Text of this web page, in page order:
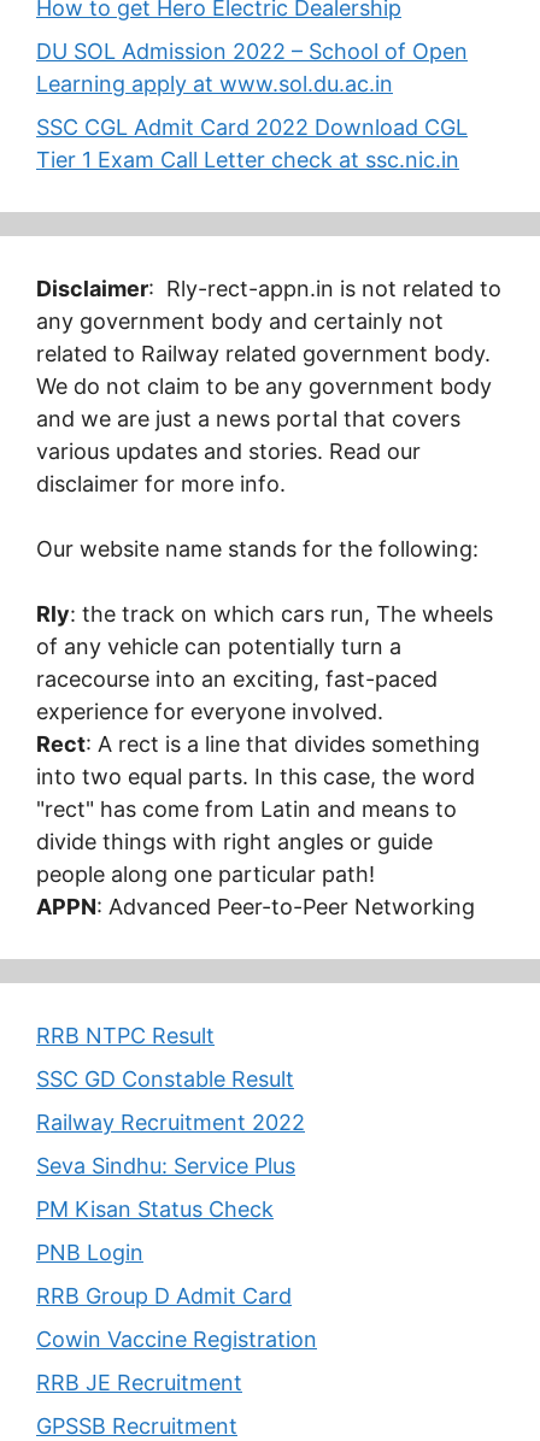
How to get Hero Electric Dealership
DU SOL Admission 2022 – School of Open
Learning apply at www.sol.du.ac.in
SSC CGL Admit Card 2022 Download CGL
Tier 1 Exam Call Letter check at ssc.nic.in
Disclaimer: Rly-rect-appn.in is not related to
any government body and certainly not
related to Railway related government body.
We do not claim to be any government body
and we are just a news portal that covers
various updates and stories. Read our
disclaimer for more info.
Our website name stands for the following:
Rly: the track on which cars run, The wheels
of any vehicle can potentially turn a
racecourse into an exciting, fast-paced
experience for everyone involved.
Rect: A rect is a line that divides something
into two equal parts. In this case, the word
"rect" has come from Latin and means to
divide things with right angles or guide
people along one particular path!
APPN: Advanced Peer-to-Peer Networking
RRB NTPC Result
SSC GD Constable Result
Railway Recruitment 2022
Seva Sindhu: Service Plus
PM Kisan Status Check
PNB Login
RRB Group D Admit Card
Cowin Vaccine Registration
RRB JE Recruitment
GPSSB Recruitment